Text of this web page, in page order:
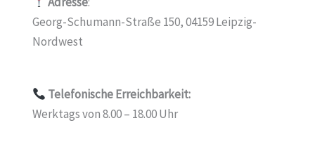
Georg-Schumann-Straße 150, 04159 Leipzig-
Nordwest
Telefonische Erreichbarkeit:
Werktags von 8.00 – 18.00 Uhr